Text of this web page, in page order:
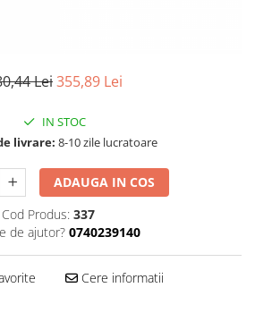
Lei355,89 Lei
IN STOC
livrare: 8-10 zile lucratoare
ADAUGA IN COS
Cod Produs: 337
de ajutor? 0740239140
Cere informatii